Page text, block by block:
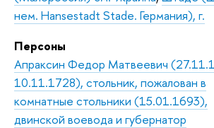
нем. Hansestadt Stade. Германия), г.
Персоны
Апраксин Федор Матвеевич
10.11.1728), стольник, пожалован в
комнатные стольники (15.01.1693),
двинской воевода и губернатор